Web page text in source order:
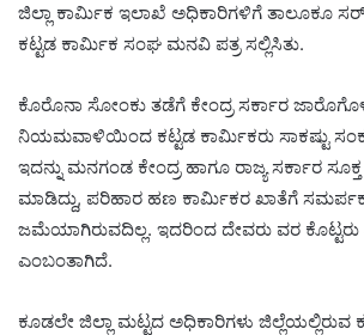
ಜಿಲ್ಲಾ ಕಾರ್ಮಿಕ ಇಲಾಖೆ ಅಧಿಕಾರಿಗಳಿಗೆ ತಾಲೂಕೂ ಸರ್
ಕಟ್ಟಡ ಕಾರ್ಮಿಕ ಸಂಘ ಮನವಿ ಪತ್ರ ಸಲ್ಲಿಸಿತು.
ಕೊರೊನಾ ಸೋಂಕು ತಡೆಗೆ ಕೇಂದ್ರ ಸರ್ಕಾರ
ನಿಯಮವಾಳಿಯಿಂದ ಕಟ್ಟಡ ಕಾರ್ಮಿಕರು ಸಾಕಷ್ಟು
ಇದನ್ನು ಮನಗಂಡ ಕೇಂದ್ರ ಹಾಗೂ ರಾಜ್ಯ ಸರ್ಕಾರ
ಮಾಡಿದ್ದು, ಪರಿಹಾರ ಹಣ ಕಾರ್ಮಿಕರ ಖಾತೆಗೆ
ಜಮೆಯಾಗಿರುವದಿಲ್ಲ. ಇದರಿಂದ ದೇವರು ವರ ಕೊಟ್ಟರು
ಎಂಬಂತಾಗಿದೆ.
ಕೂಡಲೇ ಜಿಲ್ಲಾ ಮಟ್ಟದ ಅಧಿಕಾರಿಗಳು ಜಿಲ್ಲೆಯಲ್ಲಿರುವ